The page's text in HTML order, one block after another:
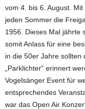
vom 4. bis 6. August.
jeden Sommer die
1956. Dieses Mal jährte
somit Anlass für eine
in die 50er Jahre sollten
„Parklichter“ erinnert
Vogelsänger Event für
entsprechendes
war das Open Air